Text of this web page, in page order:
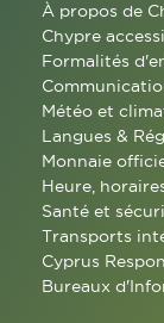
À propos de
Chypre
Formalités
Météo et
Langues &
Monnaie
Heure,
Santé et
Transports
Cyprus
Bureaux